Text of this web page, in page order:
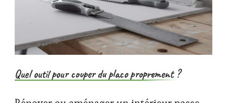
Quel outil pour couper du placo proprement ?